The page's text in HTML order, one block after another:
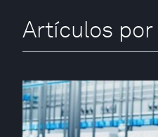
Artículos por